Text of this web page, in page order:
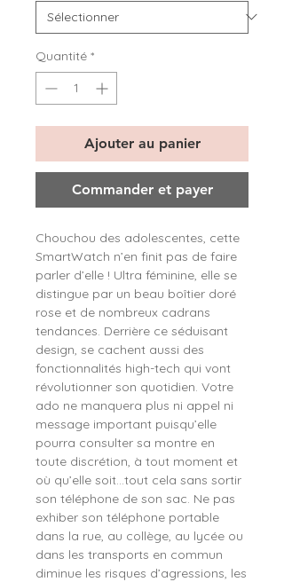
Quantité *
Ajouter au panier
Commander et payer
Chouchou des adolescentes, cette
SmartWatch n’en finit pas de faire
parler d’elle ! Ultra féminine, elle se
distingue par un beau boîtier doré
rose et de nombreux cadrans
tendances. Derrière ce séduisant
design, se cachent aussi des
fonctionnalités high-tech qui vont
révolutionner son quotidien. Votre
ado ne manquera plus ni appel ni
message important puisqu’elle
pourra consulter sa montre en
toute discrétion, à tout moment et
où qu’elle soit…tout cela sans sortir
son téléphone de son sac. Ne pas
exhiber son téléphone portable
dans la rue, au collège, au lycée ou
dans les transports en commun
diminue les risques d’agressions, les